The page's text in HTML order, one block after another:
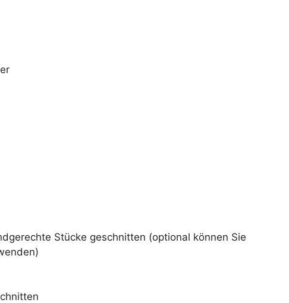
Stücke geschnitten (optional können Sie